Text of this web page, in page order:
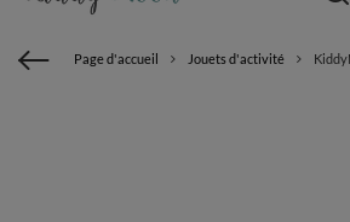
Page d'accueil Jouets d'activité